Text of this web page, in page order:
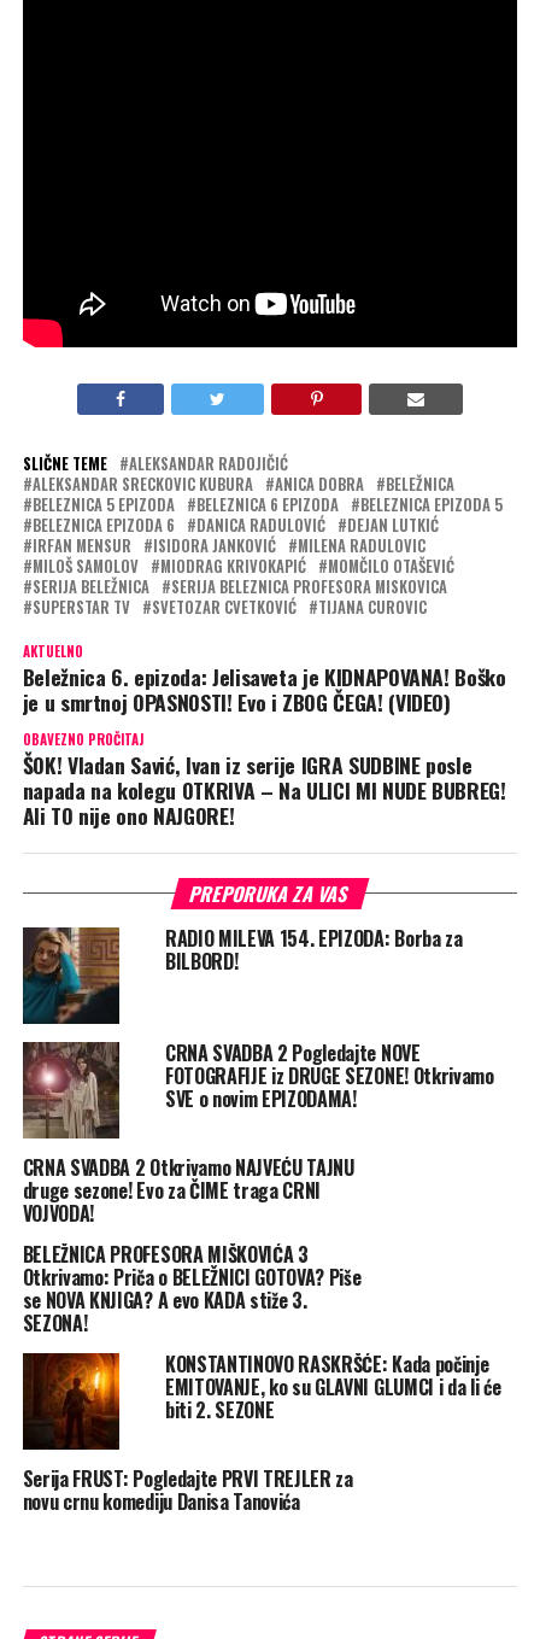
FACEBOOK
SLIČNE TEME
ALEKSANDAR RADOJIČIĆ
ALEKSANDAR SRECKOVIC KUBURA
ANICA DOBRA
BELEŽNICA
BELEZNICA 5 EPIZODA
BELEZNICA 6 EPIZODA
BELEZNICA EPIZODA 5
BELEZNICA EPIZODA 6
DANICA RADULOVIĆ
DEJAN LUTKIĆ
IRFAN MENSUR
ISIDORA JANKOVIĆ
MILENA RADULOVIC
MILOŠ SAMOLOV
MIODRAG KRIVOKAPIĆ
MOMČILO OTAŠEVIĆ
SERIJA BELEŽNICA
SERIJA BELEZNICA PROFESORA MISKOVICA
SUPERSTAR TV
SVETOZAR CVETKOVIĆ TIJANA CUROVIC
AKTUELNO
Beležnica 6. epizoda: Jelisaveta je KIDNAPOVANA! Boško
je u smrtnoj OPASNOSTI! Evo i ZBOG ČEGA! (VIDEO)
OBAVEZNO PROČITAJ
ŠOK! Vladan Savić, Ivan iz serije IGRA SUDBINE posle
napada na kolegu OTKRIVA – Na ULICI MI NUDE BUBREG!
Ali TO nije ono NAJGORE!
PREPORUKA ZA VAS
RADIO MILEVA 154. EPIZODA: Borba za
BILBORD!
CRNA SVADBA 2 Pogledajte NOVE
FOTOGRAFIJE iz DRUGE SEZONE! Otkrivamo
SVE o novim EPIZODAMA!
CRNA SVADBA 2 Otkrivamo NAJVEĆU TAJNU
druge sezone! Evo za ČIME traga CRNI
VOJVODA!
BELEŽNICA PROFESORA MIŠKOVIĆA 3
Otkrivamo: Priča o BELEŽNICI GOTOVA? Piše
se NOVA KNJIGA? A evo KADA stiže 3.
SEZONA!
KONSTANTINOVO RASKRŠĆE: Kada počinje
EMITOVANJE, ko su GLAVNI GLUMCI i da li će
biti 2. SEZONE
Serija FRUST: Pogledajte PRVI TREJLER za
novu crnu komediju Danisa Tanovića